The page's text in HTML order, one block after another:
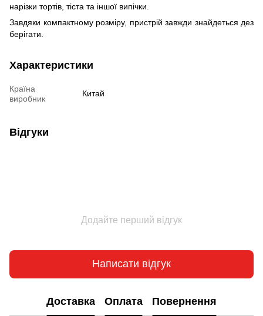
нарізки тортів, тіста та іншої випічки.
Завдяки компактному розміру, пристрій завжди знайдеться дез
берігати.
Характеристики
Країна
виробник
Китай
Відгуки
Додайте перший відгук
Написати відгук
Доставка Оплата Повернення